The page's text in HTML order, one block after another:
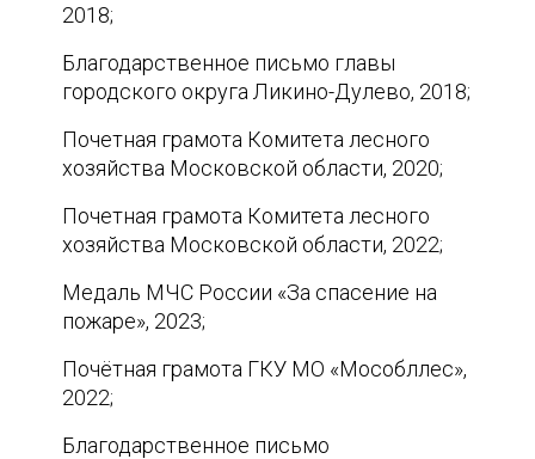
2018;
Благодарственное письмо главы
городского округа Ликино-Дулево, 2018;
Почетная грамота Комитета лесного
хозяйства Московской области, 2020;
Почетная грамота Комитета лесного
хозяйства Московской области, 2022;
Медаль МЧС России «За спасение на
пожаре», 2023;
Почётная грамота ГКУ МО «Мособллес»,
2022;
Благодарственное письмо